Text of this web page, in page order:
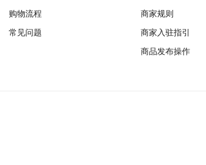
购物流程
常见问题
商家规则
商家入驻指引
商品发布操作